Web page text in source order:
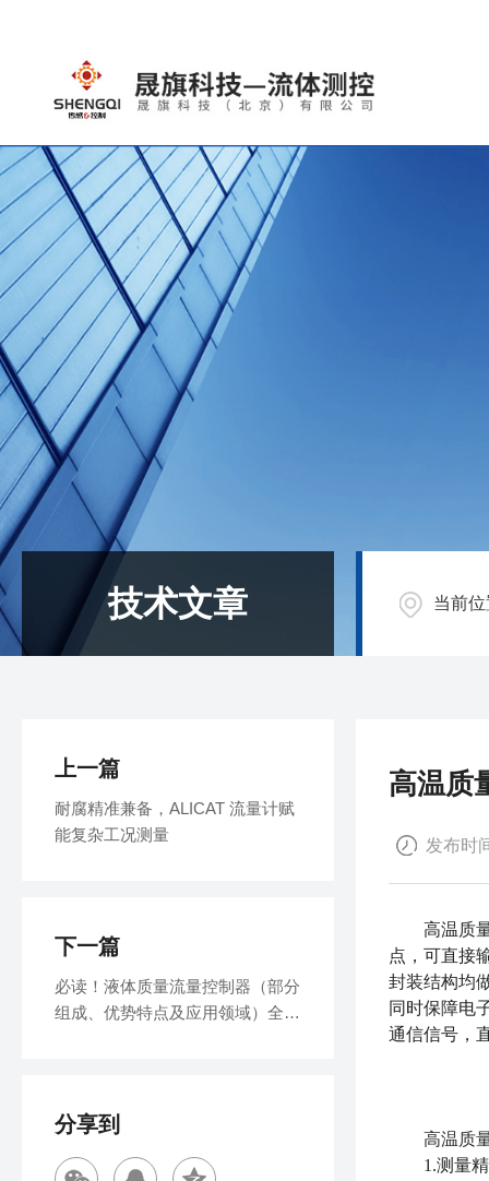
技术文章 当前
高温质
发布时
高温质量
点，可直接
封装结构均
同时保障电
通信信号，
高温质
1.测量精度
上一篇
耐腐精准兼备，ALICAT 流量计赋
能复杂工况测量
下一篇
必读！液体质量流量控制器（部分
组成、优势特点及应用领域）全解
分享到